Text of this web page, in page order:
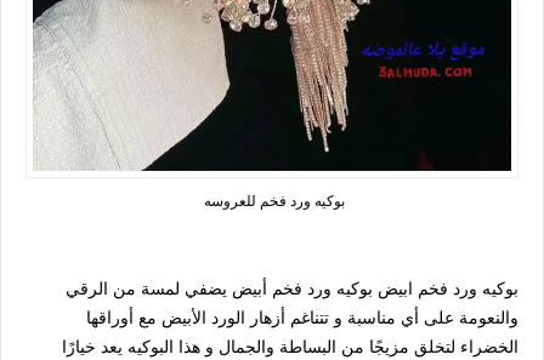
بوكيه ورد فخم للعروسه
بوكيه ورد فخم ابيض بوكيه ورد فخم أبيض يضفي لمسة من الرقي
والنعومة على أي مناسبة و تتناغم أزهار الورد الأبيض مع أوراقها
الخضراء لتخلق مزيجًا من البساطة والجمال و هذا البوكيه يعد خيارًا